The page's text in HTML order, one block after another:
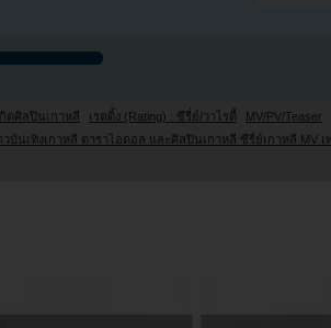
ดศิลปินเกาหลี เรตติ้ง (Rating) : ซีรี่ย์/วาไรตี้
MV/PV/Teaser
วบันเทิงเกาหลี ดาราไอดอล และศิลปินเกาหลี ซีรี่ย์เกาหลี MV